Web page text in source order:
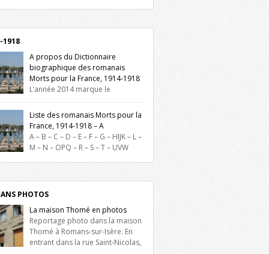
1918
A propos du Dictionnaire
biographique des romanais
Morts pour la France, 1914-1918
L’année 2014 marque le
du début de la Première Guerre
et ce dictionnaire biographique veut
hommage aux romanais Morts pour la
durant ce conflit. La base de cette
historique est constituée des noms
sur les plaques commémoratives de
de Ville, du lycée du Dauphiné et du
Liste des romanais Morts pour la
France, 1914-1918 – A
A – B – C – D – E – F – G – HIJK – L –
M – N – OPQ – R – S – T – UVW
lettre. Liste des romanais […]
PHOTOS
La maison Thomé en photos
Reportage photo dans la maison
Thomé à Romans-sur-Isère. En
entrant dans la rue Saint-Nicolas,